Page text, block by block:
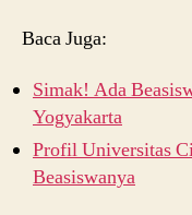
Baca Juga:
Simak! Ada
Yogyakarta
Profil Universitas
Beasiswanya